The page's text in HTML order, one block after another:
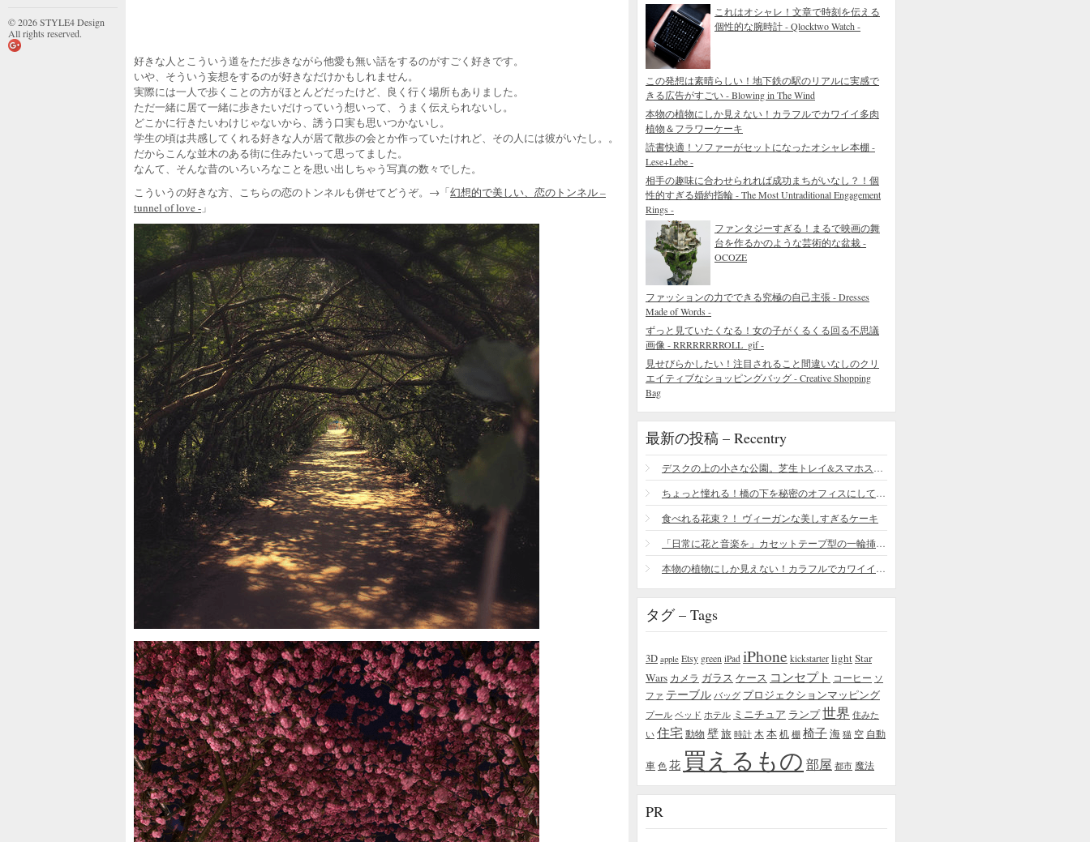
© 2026 STYLE4 Design
All rights reserved.
好きな人とこういう道をただ歩きながら他愛も無い話をするのがすごく好きです。
いや、そういう妄想をするのが好きなだけかもしれません。
実際には一人で歩くことの方がほとんどだったけど、良く行く場所もありました。
ただ一緒に居て一緒に歩きたいだけっていう想いって、うまく伝えられないし。
どこかに行きたいわけじゃないから、誘う口実も思いつかないし。
学生の頃は共感してくれる好きな人が居て散歩の会とか作っていたけれど、その人には彼がいたし。。
だからこんな並木のある街に住みたいって思ってました。
なんて、そんな昔のいろいろなことを思い出しちゃう写真の数々でした。
こういうの好きな方、こちらの恋のトンネルも併せてどうぞ。→「幻想的で美しい、恋のトンネル –
tunnel of love - 」
これはオシャレ！文章で時刻を伝える
個性的な腕時計 - Qlocktwo Watch -
この発想は素晴らしい！地下鉄の駅のリアルに実感で
きる広告がすごい - Blowing in The Wind
本物の植物にしか見えない！カラフルでカワイイ多肉
植物＆フラワーケーキ
読書快適！ソファーがセットになったオシャレ本棚 -
Lese+Lebe -
相手の趣味に合わせられれば成功まちがいなし？！個
性的すぎる婚約指輪 - The Most Untraditional Engagement
Rings -
ファンタジーすぎる！まるで映画の舞
台を作るかのような芸術的な盆栽 -
OCOZE
ファッションの力でできる究極の自己主張 - Dresses
Made of Words -
ずっと見ていたくなる！女の子がくるくる回る不思議
画像 - RRRRRRRROLL_gif -
見せびらかしたい！注目されること間違いなしのクリ
エイティブなショッピングバッグ - Creative Shopping
Bag
最新の投稿 – Recentry
食べれる花束？！ ヴィーガンな美しすぎるケーキ
タグ – Tags
3D apple Etsy green iPad iPhone kickstarter lightStar
Wars カメラ ガラス ケース コンセプト コーヒー ソ
ファ テーブル バッグ プロジェクションマッピング
プール ベッド ホテル ミニチュア ランプ世界 住みた
い 住宅 動物 壁旅 時計 木 本机 棚 椅子海 猫 空 自動
車 色 花 買えるもの 部屋 都市 魔法
PR